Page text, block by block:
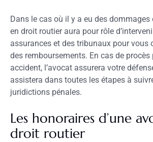
Dans le cas où il y a eu des dommages
en droit routier aura pour rôle
assurances et des tribunaux pour vous
des remboursements. En cas de
accident, l’avocat assurera votre
assistera dans toutes les étapes à
juridictions pénales.
Les honoraires d’une
droit routier